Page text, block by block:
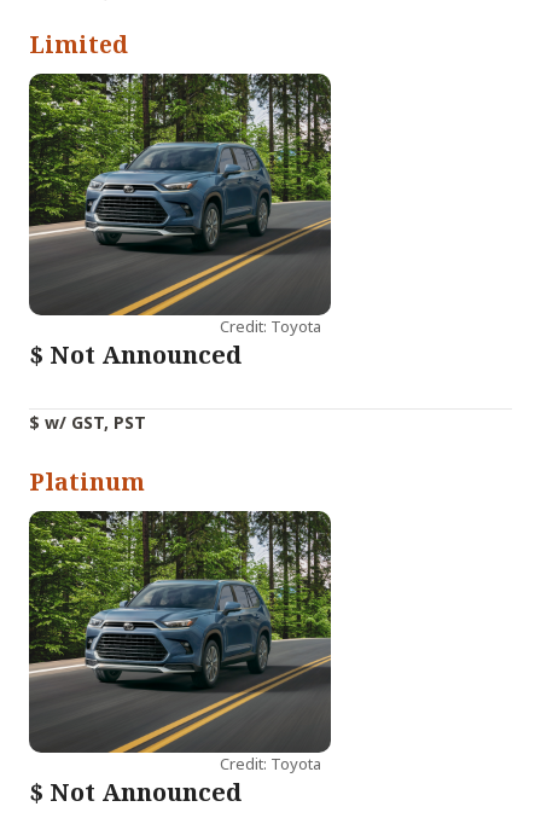
Limited
Credit: Toyota
$ Not Announced
$ w/ GST, PST
Platinum
Credit: Toyota
$ Not Announced